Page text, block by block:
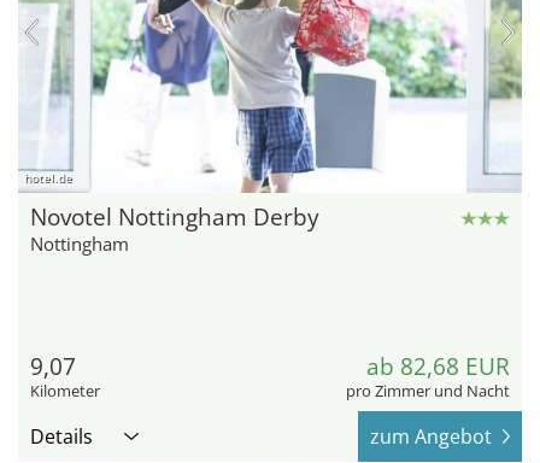
hotel.de
Novotel Nottingham Derby
Nottingham
9,07
Kilometer
ab 82,68 EUR
pro Zimmer und Nacht
Details zum Angebot